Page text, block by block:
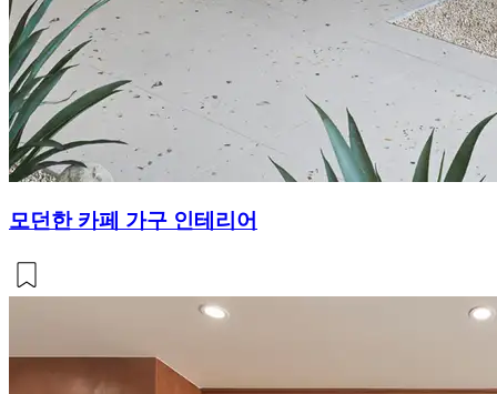
모던한 카페 가구 인테리어